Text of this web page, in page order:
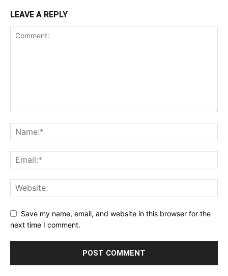
LEAVE A REPLY
Save my name, email, and website in this browser for the
next time I comment.